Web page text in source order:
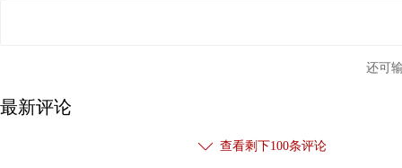
还可
最新评论
查看剩下100条评论